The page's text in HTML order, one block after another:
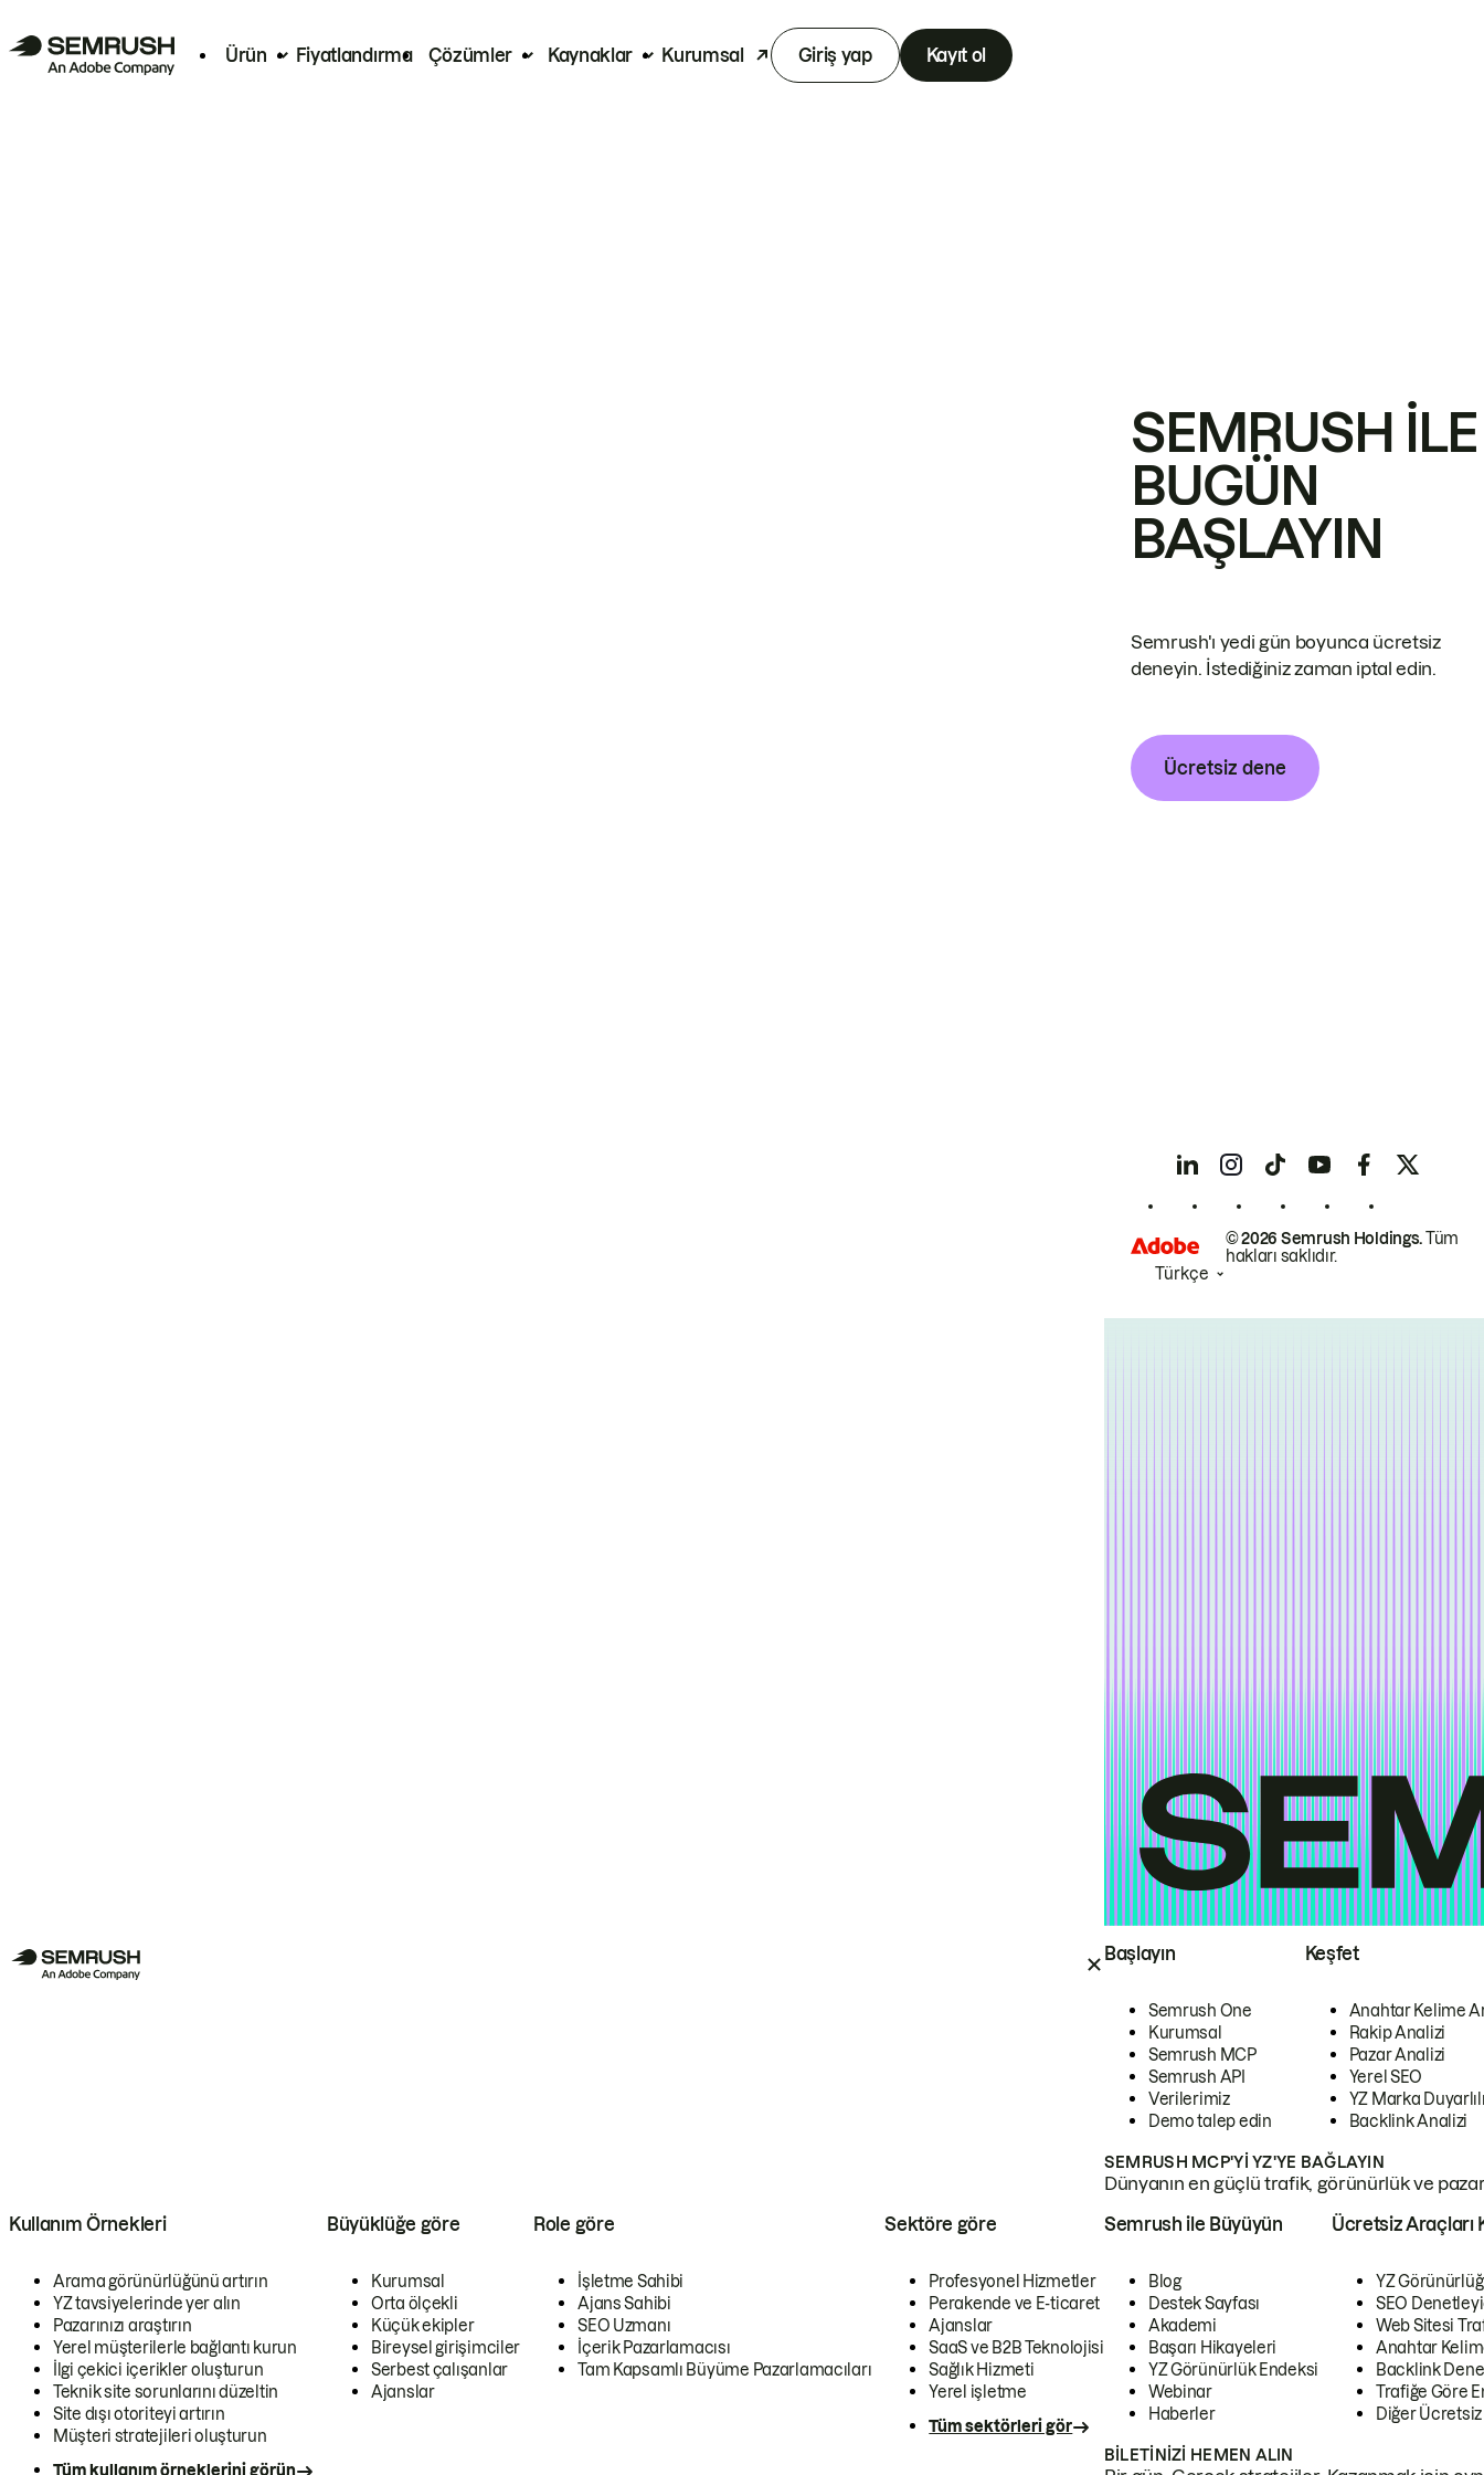
Ürün Fiyatlandırma Çözümler Kaynaklar Kurumsal Giriş yap Kayıt ol
Başlayın
Semrush One
Kurumsal
Semrush MCP
Semrush API
Verilerimiz
Demo talep edin
Keşfet
Anahtar Kelime
Rakip Analizi
Pazar Analizi
Yerel SEO
YZ Marka
Backlink Analizi
SEMRUSH MCP'YI YZ'YE BAĞLAYIN
Dünyanın en güçlü trafik, görünürlük ve
Kullanım Örnekleri
Arama görünürlüğünü artırın
YZ tavsiyelerinde yer alın
Pazarınızı araştırın
Yerel müşterilerle bağlantı kurun
İlgi çekici içerikler oluşturun
Teknik site sorunlarını düzeltin
Site dışı otoriteyi artırın
Müşteri stratejileri oluşturun
Tüm kullanım örneklerini görün
Büyüklüğe göre
Kurumsal
Orta ölçekli
Küçük ekipler
Bireysel girişimciler
Serbest çalışanlar
Ajanslar
Role göre
İşletme Sahibi
Ajans Sahibi
SEO Uzmanı
İçerik Pazarlamacısı
Tam Kapsamlı Büyüme Pazarlamacıları
Sektöre göre
Profesyonel Hizmetler
Perakende ve E-ticaret
Ajanslar
SaaS ve B2B Teknolojisi
Sağlık Hizmeti
Yerel işletme
Tüm sektörleri gör
Semrush ile Büyüyün
Blog
Destek Sayfası
Akademi
Başarı Hikayeleri
YZ Görünürlük Endeksi
Webinar
Haberler
Ücretsiz Araçları
YZ
SEO
Web Sitesi
Anahtar
Backlink
Trafiğe Göre
Diğer
BILETINIZI HEMEN ALIN
SEMRUSH ILE
BUGÜN
BAŞLAYIN
Semrush'ı yedi gün boyunca ücretsiz
deneyin. İstediğiniz zaman iptal edin.
Ücretsiz dene
© 2026 Semrush Holdings.Tüm
hakları saklıdır.
Türkçe